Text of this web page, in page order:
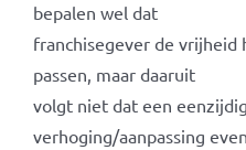
bepalen wel dat
franchisegever de
passen, maar daaruit
volgt niet dat een
verhoging/aanpassing